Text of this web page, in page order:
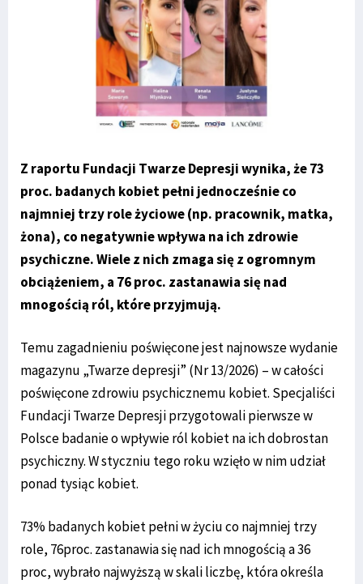
Z raportu Fundacji Twarze Depresji wynika, że 73
proc. badanych kobiet pełni jednocześnie co
najmniej trzy role życiowe (np. pracownik, matka,
żona), co negatywnie wpływa na ich zdrowie
psychiczne. Wiele z nich zmaga się z ogromnym
obciążeniem, a 76 proc. zastanawia się nad
mnogością ról, które przyjmują.
Temu zagadnieniu poświęcone jest najnowsze wydanie
magazynu „Twarze depresji” (Nr 13/2026) – w całości
poświęcone zdrowiu psychicznemu kobiet. Specjaliści
Fundacji Twarze Depresji przygotowali pierwsze w
Polsce badanie o wpływie ról kobiet na ich dobrostan
psychiczny. W styczniu tego roku wzięło w nim udział
ponad tysiąc kobiet.
73% badanych kobiet pełni w życiu co najmniej trzy
role, 76proc. zastanawia się nad ich mnogością a 36
proc, wybrało najwyższą w skali liczbę, która określa